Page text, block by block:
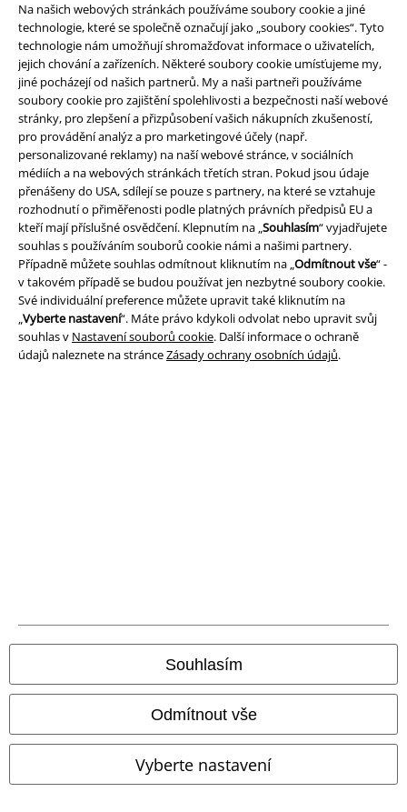
Na našich webových stránkách používáme soubory cookie a jiné
technologie, které se společně označují jako „soubory cookies“. Tyto
technologie nám umožňují shromažďovat informace o uživatelích,
jejich chování a zařízeních. Některé soubory cookie umísťujeme my,
jiné pocházejí od našich partnerů. My a naši partneři používáme
soubory cookie pro zajištění spolehlivosti a bezpečnosti naší webové
stránky, pro zlepšení a přizpůsobení vašich nákupních zkušeností,
pro provádění analýz a pro marketingové účely (např.
personalizované reklamy) na naší webové stránce, v sociálních
médiích a na webových stránkách třetích stran. Pokud jsou údaje
přenášeny do USA, sdílejí se pouze s partnery, na které se vztahuje
rozhodnutí o přiměřenosti podle platných právních předpisů EU a
kteří mají příslušné osvědčení. Klepnutím na „Souhlasím“ vyjadřujete
souhlas s používáním souborů cookie námi a našimi partnery.
Případně můžete souhlas odmítnout kliknutím na „Odmítnout vše“ -
v takovém případě se budou používat jen nezbytné soubory cookie.
Své individuální preference můžete upravit také kliknutím na
„Vyberte nastavení“. Máte právo kdykoli odvolat nebo upravit svůj
souhlas v Nastavení souborů cookie. Další informace o ochraně
údajů naleznete na stránceZásady ochrany osobních údajů.
Souhlasím
Odmítnout vše
Vyberte nastavení
Tímto souhlasím se zasíláním EMP Newslettru a souhlasím s tím, že
E.M.P. Merchandising mbH může zpracovávat mé osobní údaje a
pravidelně mi posílat informace o svých produktech. Mé osobní údaje
budou zpracovány v souladu s ustanovenímiOchrana osobních údajů
Můj souhlas mohu kdykoliv odvolat na odhlašovací odkaz/link.
Unsubscribe here.
Odebírat
*Platí pouze online a kód je platný jen 4 týdny. Nelze kombinovat s jinými
slevovými kódy. Po vložení a potvrzení kódu bude sleva automaticky
odečtena z vašeho nákupního košíku. Nevztahuje se na média, knihy,
vstupenky, dárkové poukazy, produkty: Rammstein, (Till) Lindemann, Die
Ärzte, Die Toten Hosen, Feine Sahne Fischfilet, Broilers, Böhse Onkelz a
zboží, jehož koupí podpoříte nadaci.
Podmínky vracení zboží
Vrácení zboží
Zrušit členství v BSC